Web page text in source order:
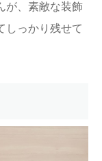
が、素敵な装飾
しっかり残せて